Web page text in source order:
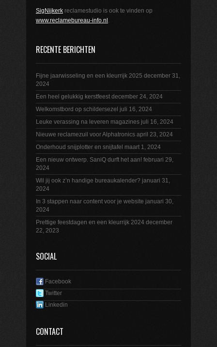
SigNijkerk reclamestudio is ook te vinden op
www.reclamebureau-info.nl .
RECENTE BERICHTEN
Fijne jaarwisseling en een kleurrijk 2025 december 31,
2024
Een heel gelukkig kerstfeest december 24, 2024
Welkomstbord op schildersezel juli 16, 2024
Leuke verassing na leveren magazines juli 16, 2024
Nieuwe reclamezuil voor Alphatronics april 23, 2024
Onderhoud snijplotter en snijtafel maart 1, 2024
Een nieuw ontwerp. SaniQ durft het aan! februari 29,
2024
Wil jij ook z’n handige bureaukalender? januari 31,
2024
In 3 stappen naar content voor je website januari 30,
2024
Prettige feestdagen en een kleurrijk 2024 december
22, 2023
SOCIAL
Facebook
Twitter
Linkedin
CONTACT